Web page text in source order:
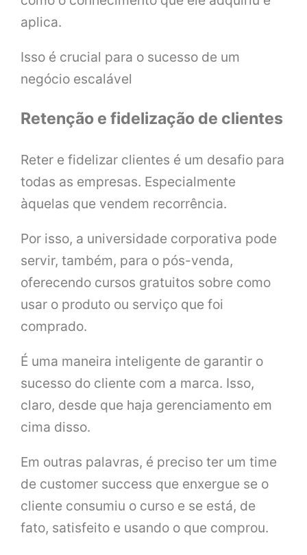
aplica.
Isso é crucial para o sucesso de um
negócio escalável
Retenção e fidelização de clientes
Reter e fidelizar clientes é um desafio para
todas as empresas. Especialmente
àquelas que vendem recorrência.
Por isso, a universidade corporativa pode
servir, também, para o pós-venda,
oferecendo cursos gratuitos sobre como
usar o produto ou serviço que foi
comprado.
É uma maneira inteligente de garantir o
sucesso do cliente com a marca. Isso,
claro, desde que haja gerenciamento em
cima disso.
Em outras palavras, é preciso ter um time
de customer success que enxergue se o
cliente consumiu o curso e se está, de
fato, satisfeito e usando o que comprou.